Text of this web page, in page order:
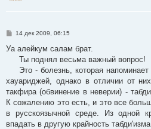
С
о
и
е
14 дек 2009, 06:15
Уа алейкум салам брат.
Ты поднял весьма важный вопрос!
Это - болезнь, которая
хауариджей, однако в отличии от
такфира (обвинение в неверии) -
К сожалению это есть, и это все
в русскоязычной среде. Из одной
впадать в другую крайность табди'изма.